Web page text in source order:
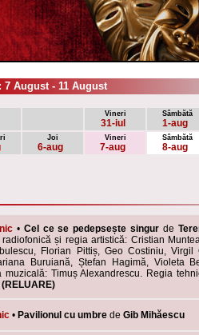
August - 11 August
Vineri
31-iul
Sâmbătă
1-aug
Joi
6-aug
Vineri
7-aug
Sâmbătă
8-aug
• Cel ce se pedepsește singur de
și regia artistică: Cristian
Florian Pittiș, Geo Costiniu, Virgil
Buruiană, Ștefan Hagimă, Violeta
Timuș Alexandrescu. Regia
(RELUARE)
• Pavilionul cu umbre de Gib Mihăescu